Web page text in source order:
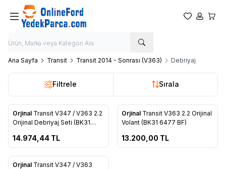
Favorilerim
Hesabım
Ana Sayfa Transit Transit 2014 - Sonrası (V363) Debriyaj
Filtrele Sırala
Favorilere Ekle
Orjinal Transit V347 / V363 2.2
Orijinal Debriyaj Seti (BK31
14.974,44 TL
Favorilere Ekle
Tükendi
Orjinal Transit V363 2.2 Orijinal
Volant (BK31 6477 BF)
13.200,00 TL
Orjinal Transit V347 / V363